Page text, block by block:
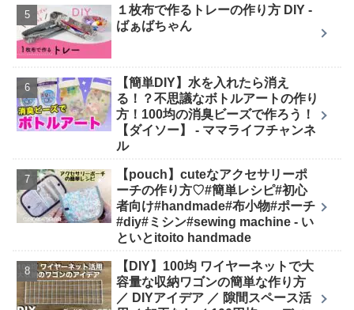
１枚布で作るトレーの作り方 DIY -
ばぁばちゃん
【簡単DIY】水を入れたら消え
る！？不思議なボトルアートの作り
方！100均の消臭ビーズで作ろう！
【ダイソー】 - ママライフチャンネ
ル
【pouch】cuteなアクセサリーポ
ーチの作り方♡#簡単レシピ#初心
者向け#handmade#布小物#ポーチ
#diy#ミシン#sewing machine - い
といとitoito handmade
【DIY】100均 ワイヤーネットで大
容量な収納ワゴンの簡単な作り方
／ DIYアイデア ／ 隙間スペース活